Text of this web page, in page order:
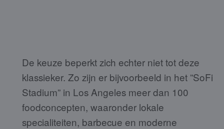
De keuze beperkt zich echter niet tot deze
klassieker. Zo zijn er bijvoorbeeld in het ”SoFi
Stadium” in Los Angeles meer dan 100
foodconcepten, waaronder lokale
specialiteiten, barbecue en moderne